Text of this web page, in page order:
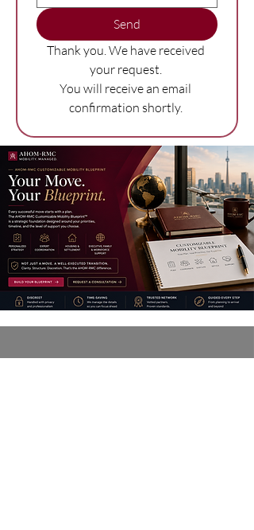
Send
Thank you. We have received
You will receive an email